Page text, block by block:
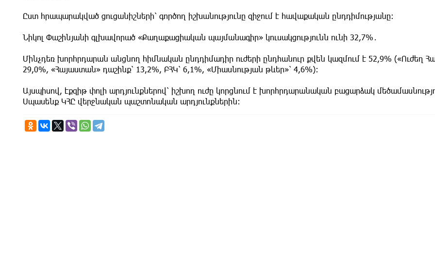
Ըստ հրապարակված ցուցանիշների՝ գործող իշխանությունը զիջում է հավաքական ընդդիմությանը։
Նիկոլ Փաշինյանի գլխավորած «Քաղաքացիական պայմանագիր» կուսակցությունն ունի 32,7%․
Մինչդեռ խորհրդարան անցնող հիմնական ընդդիմադիր ուժերի ընդհանուր քվեն կազմում է 52,9% («Ուժեղ
29,0%, «Հայաստան» դաշինք՝ 13,2%, ԲՀԿ՝ 6,1%, «Միասնության թևեր»՝ 4,6%):
Այսպիսով, էքզիթ փոլի արդյունքներով՝ իշխող ուժը կորցնում է խորհրդարանական բացարձակ
Սպասենք ԿՀԸ վերջնական պաշտոնական արդյունքներին։